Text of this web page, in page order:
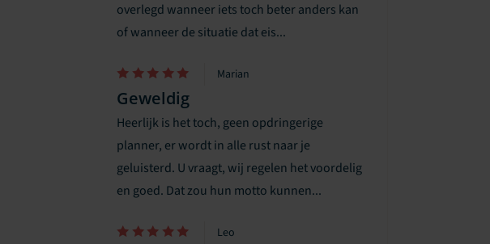
overlegd wanneer iets toch beter anders kan
of wanneer de situatie dat eis...
Marian
Geweldig
Heerlijk is het toch, geen opdringerige
planner, er wordt in alle rust naar je
geluisterd. U vraagt, wij regelen het voordelig
en goed. Dat zou hun motto kunnen...
Leo